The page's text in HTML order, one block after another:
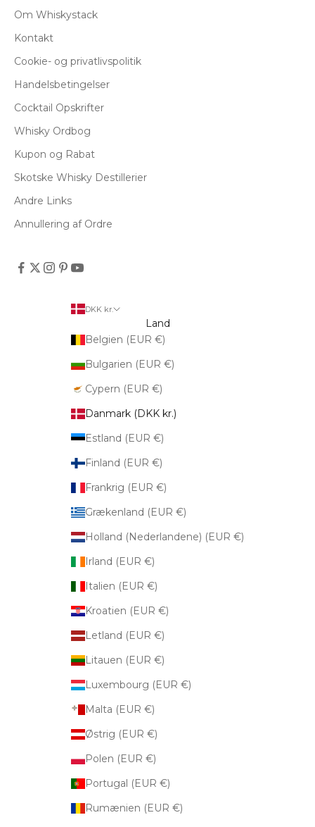
Om Whiskystack
Kontakt
Cookie- og privatlivspolitik
Handelsbetingelser
Cocktail Opskrifter
Whisky Ordbog
Kupon og Rabat
Skotske Whisky Destillerier
Andre Links
Annullering af Ordre
DKK kr.
Land
Belgien (EUR €)
Bulgarien (EUR €)
Cypern (EUR €)
Danmark (DKK kr.)
Estland (EUR €)
Finland (EUR €)
Frankrig (EUR €)
Grækenland (EUR €)
Holland (Nederlandene) (EUR €)
Irland (EUR €)
Italien (EUR €)
Kroatien (EUR €)
Letland (EUR €)
Litauen (EUR €)
Luxembourg (EUR €)
Malta (EUR €)
Østrig (EUR €)
Polen (EUR €)
Portugal (EUR €)
Rumænien (EUR €)